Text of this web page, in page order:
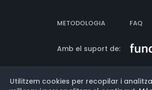
METODOLOGIA FAQ
Amb el suport de:
Versió: 3.13.0.202607011342
Utilitzem cookies per recopilar i